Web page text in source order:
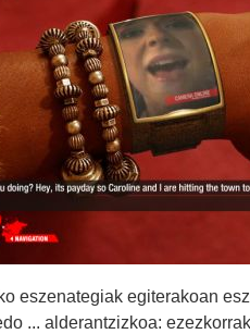
eszenategiak egiterakoan
... alderantzizkoa: